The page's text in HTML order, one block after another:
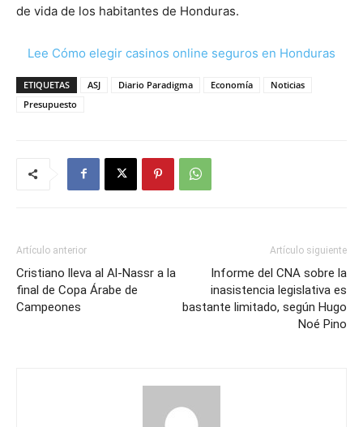
de vida de los habitantes de Honduras.
Lee Cómo elegir casinos online seguros en Honduras
ETIQUETAS ASJ Diario Paradigma Economía
Noticias
Presupuesto
Artículo anterior
Cristiano lleva al Al-Nassr a la
final de Copa Árabe de
Campeones
Artículo siguiente
Informe del CNA sobre la
inasistencia legislativa es
bastante limitado, según Hugo
Noé Pino